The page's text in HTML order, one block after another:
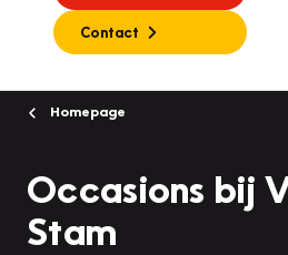
Contact
Homepage
Occasions bij
Stam